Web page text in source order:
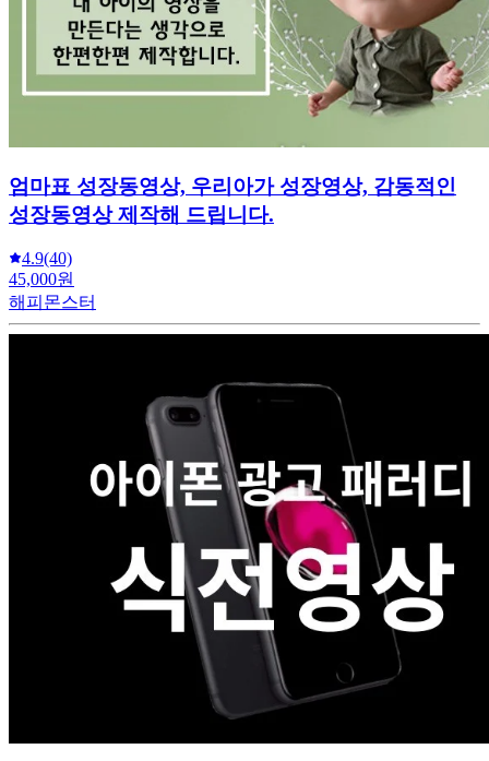
엄마표 성장동영상, 우리아가 성장영상, 감동적인
성장동영상 제작해 드립니다.
4.9(40)
45,000원
해피몬스터